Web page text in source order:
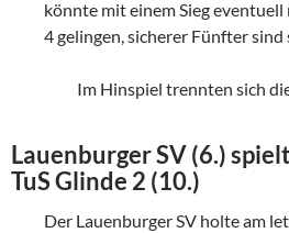
könnte mit einem Sieg
4 gelingen, sicherer Fünfter sind
Im Hinspiel trennten sich
Lauenburger SV (6.)
TuS Glinde 2 (10.)
Der Lauenburger SV holte am